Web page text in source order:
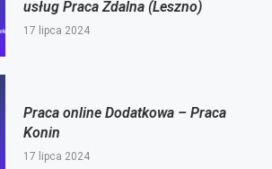
usług Praca Zdalna (Leszno)
17 lipca 2024
Praca online Dodatkowa – Praca
Konin
17 lipca 2024